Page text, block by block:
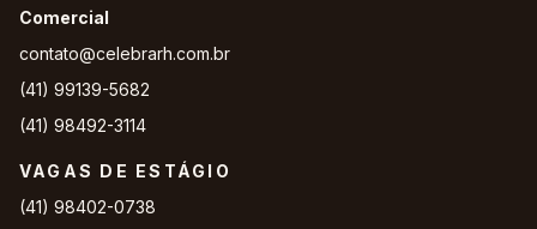
Comercial
contato@celebrarh.com.br
(41) 99139-5682
(41) 98492-3114
VAGAS DE ESTÁGIO
(41) 98402-0738